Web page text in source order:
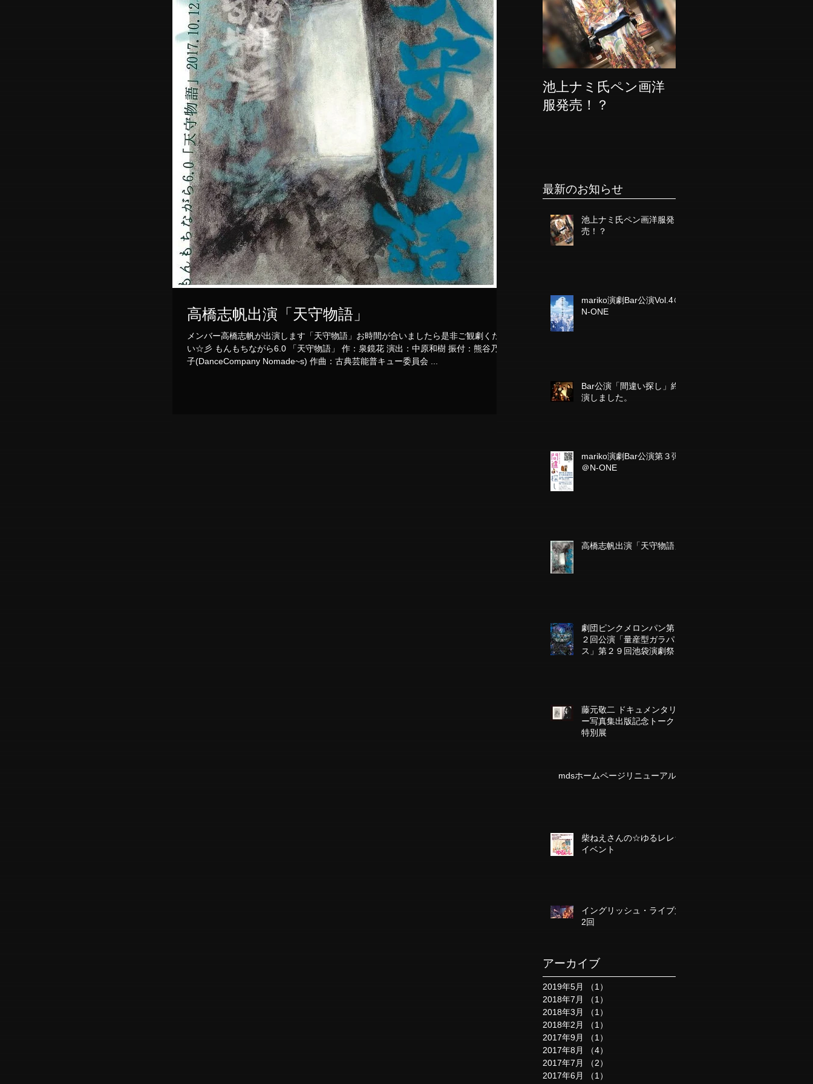
高橋志帆出演「天守物語」
メンバー高橋志帆が出演します「天守物語」お時間が合いましたら是非ご観劇くださ
い☆彡 もんもちながら6.0 「天守物語」 作：泉鏡花 演出：中原和樹 振付：熊谷乃理
子(DanceCompany Nomade~s) 作曲：古典芸能普キュー委員会 ...
池上ナミ氏ペン画洋
服発売！？
最新のお知らせ
池上ナミ氏ペン画洋服発
売！？
mariko演劇Bar公演Vol.4＠
N-ONE
Bar公演「間違い探し」終
演しました。
mariko演劇Bar公演第３弾
＠N-ONE
高橋志帆出演「天守物語」
劇団ピンクメロンパン第１
２回公演「量産型ガラパゴ
ス」第２９回池袋演劇祭参
藤元敬二 ドキュメンタリ
ー写真集出版記念トーク＆
特別展
mdsホームページリニューアル
柴ねえさんの☆ゆるレレ☆
イベント
イングリッシュ・ライブ第
2回
アーカイブ
2019年5月 （1）
2018年7月
（1）
2018年3月
（1）
2018年2月
（1）
2017年9月
（1）
2017年8月
（4）
2017年7月
（2）
2017年6月
（1）